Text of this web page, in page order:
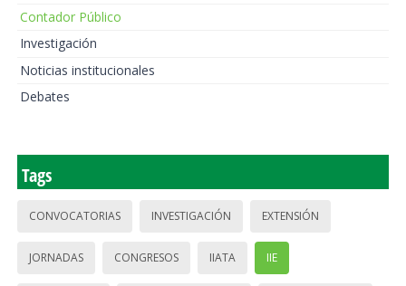
Contador Público
Investigación
Noticias institucionales
Debates
Tags
CONVOCATORIAS INVESTIGACIÓN EXTENSIÓN
JORNADAS CONGRESOS IIATA IIE